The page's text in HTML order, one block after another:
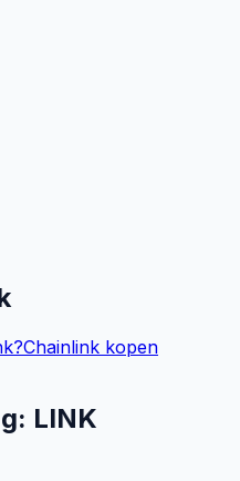
Chainlink kopen
LINK